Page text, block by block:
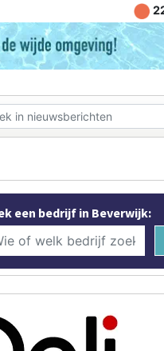
een bedrijf in Beverwijk: